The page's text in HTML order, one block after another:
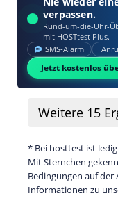
verpassen.
Rund-um-die-Uhr-
mit HOSTtest Plus.
SMS‑Alarm
Jetzt kostenlos
Weitere 15
* Bei hosttest ist
Mit Sternchen
Bedingungen auf
Informationen zu